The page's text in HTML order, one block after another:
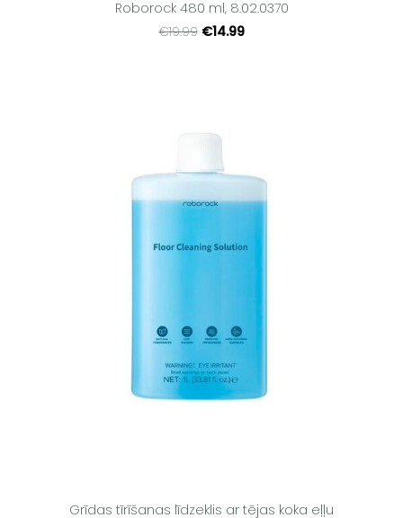
Roborock 480 ml, 8.02.0370
€19.99 €14.99
Grīdas tīrīšanas līdzeklis ar tējas koka eļļu